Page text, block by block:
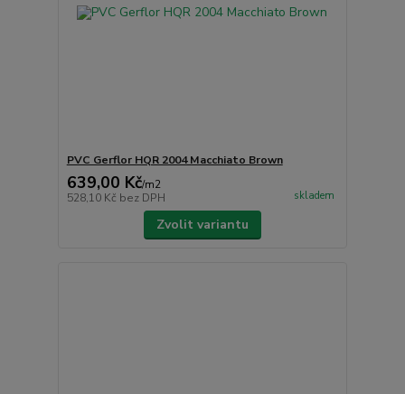
PVC Gerflor HQR 2004 Macchiato Brown
639,00 Kč/m2
528,10 Kč bez DPH skladem
Zvolit variantu